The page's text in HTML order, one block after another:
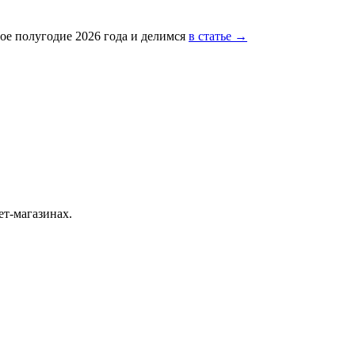
полугодие 2026 года и делимся в статье →
магазинах.